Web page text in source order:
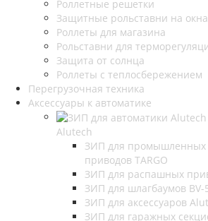
Роллетные решетки
Защитные рольставни на окна
Роллеты для магазина
Рольставни для
Защита от солнца
Роллеты с теплосбережением
Перегрузочная техника
Аксессуары к автоматике
Alutech
ЗИП для промышленных
приводов TARGO
ЗИП для распашных
ЗИП для шлагбаумов BV-
ЗИП для аксессуаров
ЗИП для гаражных